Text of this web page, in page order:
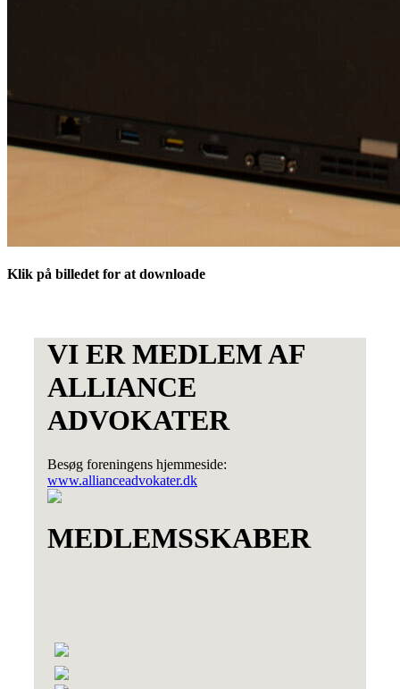
Klik på billedet for at downloade
VI ER MEDLEM AF
ALLIANCE
ADVOKATER
Besøg foreningens hjemmeside:
www.allianceadvokater.dk
MEDLEMSSKABER